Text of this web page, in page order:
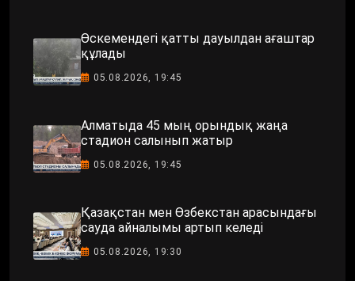
Өскемендегі қатты дауылдан ағаштар
құлады
05.08.2026, 19:45
Алматыда 45 мың орындық жаңа
стадион салынып жатыр
05.08.2026, 19:45
Қазақстан мен Өзбекстан арасындағы
сауда айналымы артып келеді
05.08.2026, 19:30